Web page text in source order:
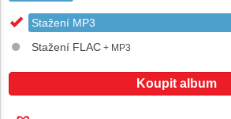
Stažení MP3
Stažení FLAC + MP3
Koupit album